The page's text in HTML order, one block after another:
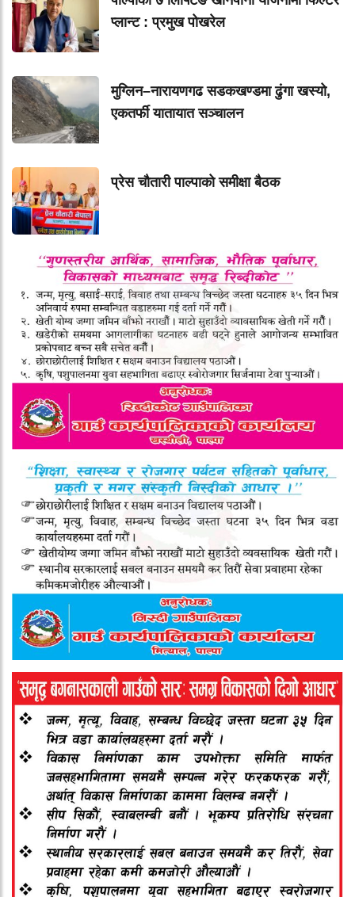
प्लान्ट : प्रमुख पोखरेल
मुग्लिन–नारायणगढ सडकखण्डमा ढुंगा खस्यो,
एकतर्फी यातायात सञ्चालन
प्रेस चौतारी पाल्पाको समीक्षा बैठक